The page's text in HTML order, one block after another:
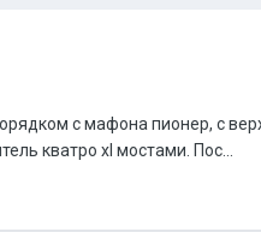
с мафона пионер, с
кватро xl мостами. Пос...